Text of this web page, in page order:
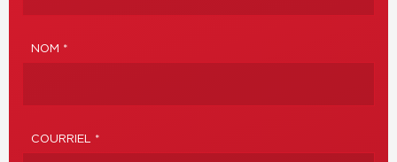
NOM *
COURRIEL *